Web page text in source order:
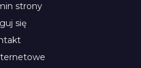
strony
się